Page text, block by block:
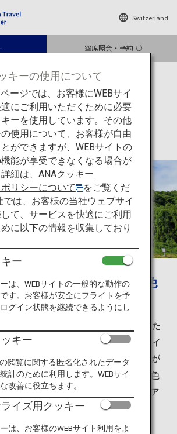
Switzerland
空席照会・予約
報
しに、九州へ 指宿のたまて箱
鹿児島
箱
望デッキ、穏やかな景色
とぎ話「竜宮伝説」をテーマにした
箱」。白黒の大胆な外観や、木彫イ
内にゆったりと配置されたシートが
大きな窓からは、穏やかな海の景色
ます。子どもたちにはキッズチェア
観光列車です。
キーの使用について
ージでは、お客様にWEBサイ
適にご利用いただくために必要
ーを使用しています。その他
使用について、お客様が自由
ができますが、WEBサイトの
能が享受できなくなる場合が
細は、 ANAクッキー
ポリシーについて
をご覧くだ
では、お客様の当社ウェブサイ
して、サービスを快適にご利用
に以下の情報を収集しており
ー
は、WEBサイトの一般的な動作の
す。お客様が安全にフライトを予
グイン状態を継続できるようにし
キー
閲覧に関する匿名化されたデータ
計のために利用します。WEBサイ
改善に役立ちます。
イズ用クッキー
は、お客様のWEBサイト利用をよ